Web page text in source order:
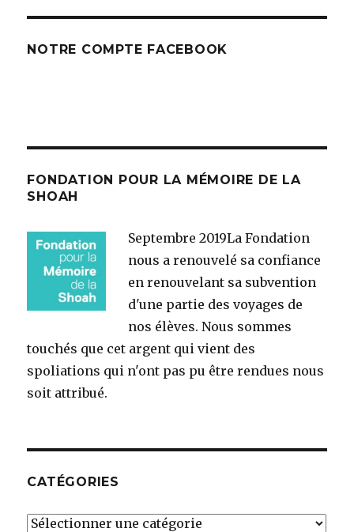
NOTRE COMPTE FACEBOOK
FONDATION POUR LA MÉMOIRE DE LA
SHOAH
Septembre 2019La Fondation
nous a renouvelé sa confiance
en renouvelant sa subvention
d'une partie des voyages de
nos élèves. Nous sommes
touchés que cet argent qui vient des
spoliations qui n'ont pas pu être rendues nous
soit attribué.
CATÉGORIES
Catégories